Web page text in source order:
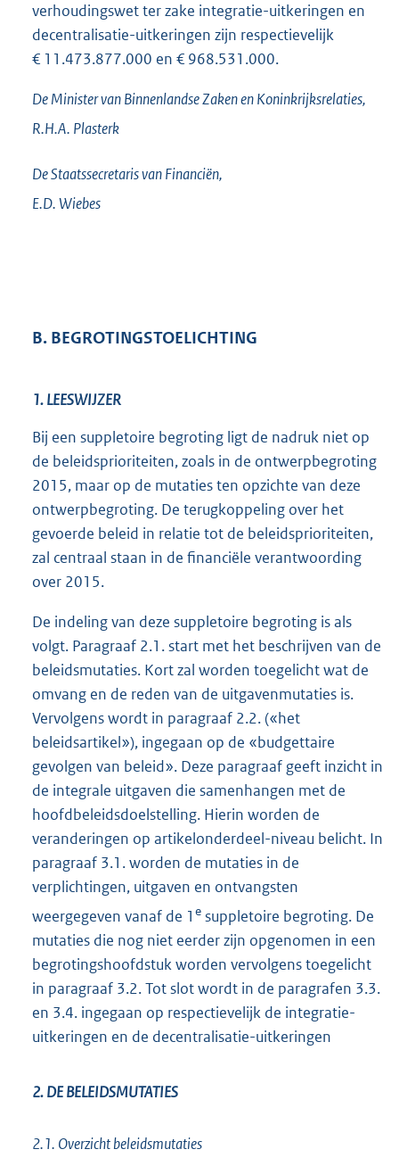
verhoudingswet ter zake integratie-uitkeringen en
decentralisatie-uitkeringen zijn respectievelijk
€ 11.473.877.000 en € 968.531.000.
De Minister van Binnenlandse Zaken en Koninkrijksrelaties,
R.H.A. Plasterk
De Staatssecretaris van Financiën,
E.D.Wiebes
B. BEGROTINGSTOELICHTING
1. LEESWIJZER
Bij een suppletoire begroting ligt de nadruk niet op
de beleidsprioriteiten, zoals in de ontwerpbegroting
2015, maar op de mutaties ten opzichte van deze
ontwerpbegroting. De terugkoppeling over het
gevoerde beleid in relatie tot de beleidsprioriteiten,
zal centraal staan in de financiële verantwoording
over 2015.
De indeling van deze suppletoire begroting is als
volgt. Paragraaf 2.1. start met het beschrijven van de
beleidsmutaties. Kort zal worden toegelicht wat de
omvang en de reden van de uitgavenmutaties is.
Vervolgens wordt in paragraaf 2.2. («het
beleidsartikel»), ingegaan op de «budgettaire
gevolgen van beleid». Deze paragraaf geeft inzicht in
de integrale uitgaven die samenhangen met de
hoofdbeleidsdoelstelling. Hierin worden de
veranderingen op artikelonderdeel-niveau belicht. In
paragraaf 3.1. worden de mutaties in de
verplichtingen, uitgaven en ontvangsten
weergegeven vanaf de 1 e suppletoire begroting. De
mutaties die nog niet eerder zijn opgenomen in een
begrotingshoofdstuk worden vervolgens toegelicht
in paragraaf 3.2. Tot slot wordt in de paragrafen 3.3.
en 3.4. ingegaan op respectievelijk de integratie-
uitkeringen en de decentralisatie-uitkeringen
2. DE BELEIDSMUTATIES
2.1. Overzicht beleidsmutaties